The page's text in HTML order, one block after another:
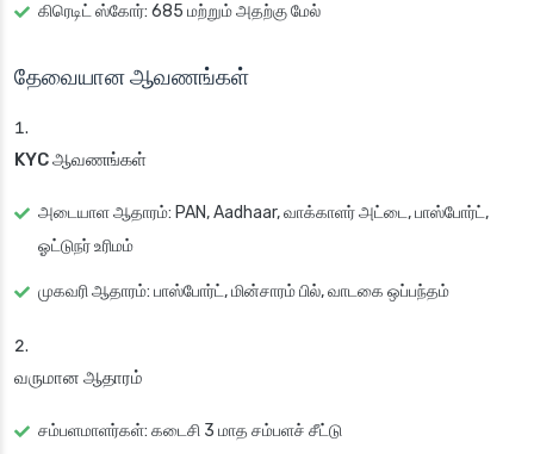
கிரெடிட் ஸ்கோர்: 685 மற்றும் அதற்கு மேல்
தேவையான ஆவணங்கள்
KYC ஆவணங்கள்
அடையாள ஆதாரம்: PAN, Aadhaar, வாக்காளர் அட்டை, பாஸ்போர்ட்,
ஓட்டுநர் உரிமம்
முகவரி ஆதாரம்: பாஸ்போர்ட், மின்சாரம் பில், வாடகை ஒப்பந்தம்
வருமான ஆதாரம்
சம்பளமாளர்கள்: கடைசி 3 மாத சம்பளச் சீட்டு